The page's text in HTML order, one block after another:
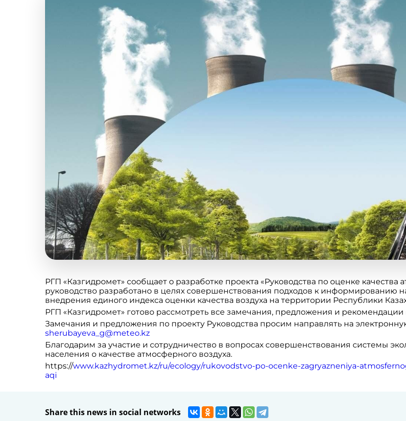
РГП «Казгидромет» сообщает о разработке проекта «Руководства по оценке качества
руководство разработано в целях совершенствования подходов к информированию
внедрения единого индекса оценки качества воздуха на территории Республики
РГП «Казгидромет» готово рассмотреть все замечания, предложения и рекомендации
Замечания и предложения по проекту Руководства просим направлять на
sherubayeva_g@meteo.kz
Благодарим за участие и сотрудничество в вопросах совершенствования системы
населения о качестве атмосферного воздуха.
https://www.kazhydromet.kz/ru/ecology/rukovodstvo-po-ocenke-zagryazneniya-
aqi
Share this news in social networks